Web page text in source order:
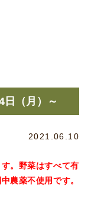
（月）～
2021.06.10
。 野菜はすべて有
農薬不使用です。